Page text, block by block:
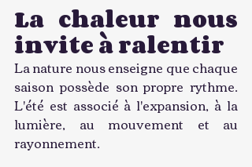
La chaleur nous
invite à ralentir
La nature nous enseigne que chaque
saison possède son propre rythme.
L'été est associé à l'expansion, à la
lumière, au mouvement et au
rayonnement.